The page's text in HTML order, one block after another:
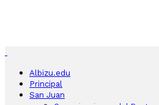
Albizu.edu
Principal
San Juan